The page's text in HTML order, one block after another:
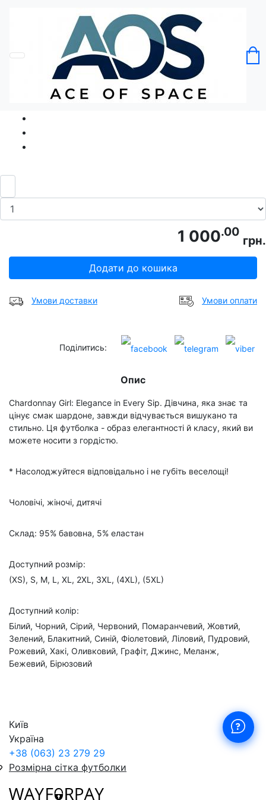
Без категорії
Футболка Дівчина-Шардоне Chardonnay
Код товару: Ace5175
1 000.00
грн.
Додати до кошика
Умови доставки Умови оплати
Поділитись:
Опис
Chardonnay Girl: Elegance in Every Sip. Дівчина, яка знає та
цінує смак шардоне, завжди відчувається вишукано та
стильно. Ця футболка - образ елегантності й класу, який ви
можете носити з гордістю.
* Насолоджуйтеся відповідально і не губіть веселощі!
Чоловічі, жіночі, дитячі
Склад: 95% бавовна, 5% еластан
Доступний розмір:
(XS), S, M, L, XL, 2XL, 3XL, (4XL), (5XL)
Доступний колір:
Білий, Чорний, Сірий, Червоний, Помаранчевий, Жовтий,
Зелений, Блакитний, Синій, Фіолетовий, Ліловий, Пудровий,
Рожевий, Хакі, Оливковий, Графіт, Джинс, Меланж,
Бежевий, Бірюзовий
Київ
Україна
+38 (063) 23 279 29
Розмірна сітка футболки